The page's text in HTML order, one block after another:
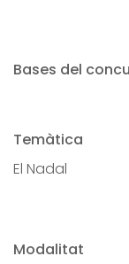
Bases del
Temàtica
El Nadal
Modalitat